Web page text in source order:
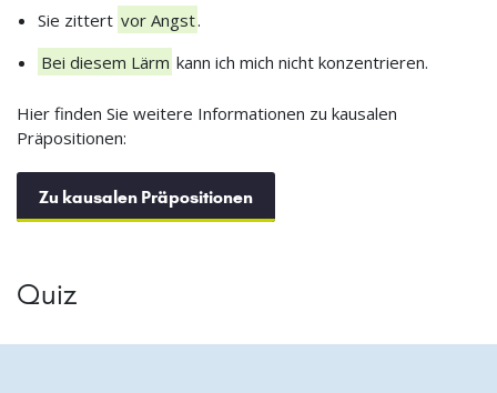
Sie zittert vor Angst.
Bei diesem Lärm kann ich mich nicht konzentrieren.
Hier finden Sie weitere Informationen zu kausalen
Präpositionen:
Zu kausalen Präpositionen
Quiz